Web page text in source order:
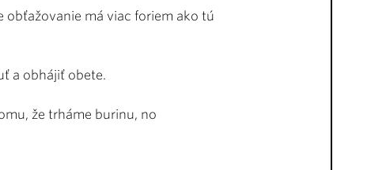
obťažovanie má viac foriem ako tú
a obhájiť obete.
že trháme burinu, no